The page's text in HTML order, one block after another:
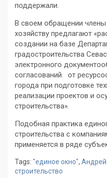
поддержали.
В своем обращении
хозяйству предлагают
создании на базе
градостроительства
электронного
согласований от
города при подготовке
реализации проектов и
строительства».
Подобная практика
строительства с
применяется в ряде
Tags: "единое окно", Андрей
строительство